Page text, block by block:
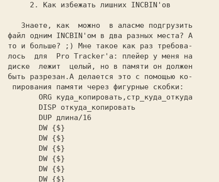
    2. Как избежать лишних INCBIN'ов
файл одним INCBIN'ом в два разных места? А
то и больше? ;) Мне такое как раз требова-
лось  для Pro Tracker'а: плейер у меня на
диске  лежит  целый, но в памяти он должен
быть разрезан.А делается это с помощью ко-
пирования памяти через фигурные скобки:
     ORG куда_копировать,стр_куда_откуда
     DISP откуда_копировать
     DUP длина/16
     DW {$}
     DW {$}
     DW {$}
     DW {$}
     DW {$}
     DW {$}